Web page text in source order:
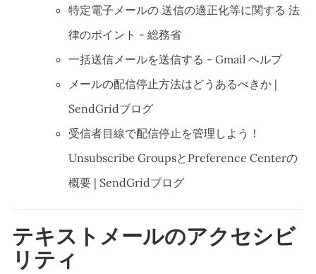
特定電子メールの 送信の適正化等に関する 法
律のポイント - 総務省
一括送信メールを送信する - Gmail ヘルプ
メールの配信停止方法はどうあるべきか |
SendGridブログ
受信者目線で配信停止を管理しよう！
Unsubscribe GroupsとPreference Centerの
概要 | SendGridブログ
テキストメールのアクセシビ
リティ